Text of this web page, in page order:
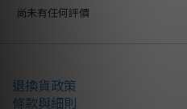
尚未有任何評價
退換貨政策
條款與細則